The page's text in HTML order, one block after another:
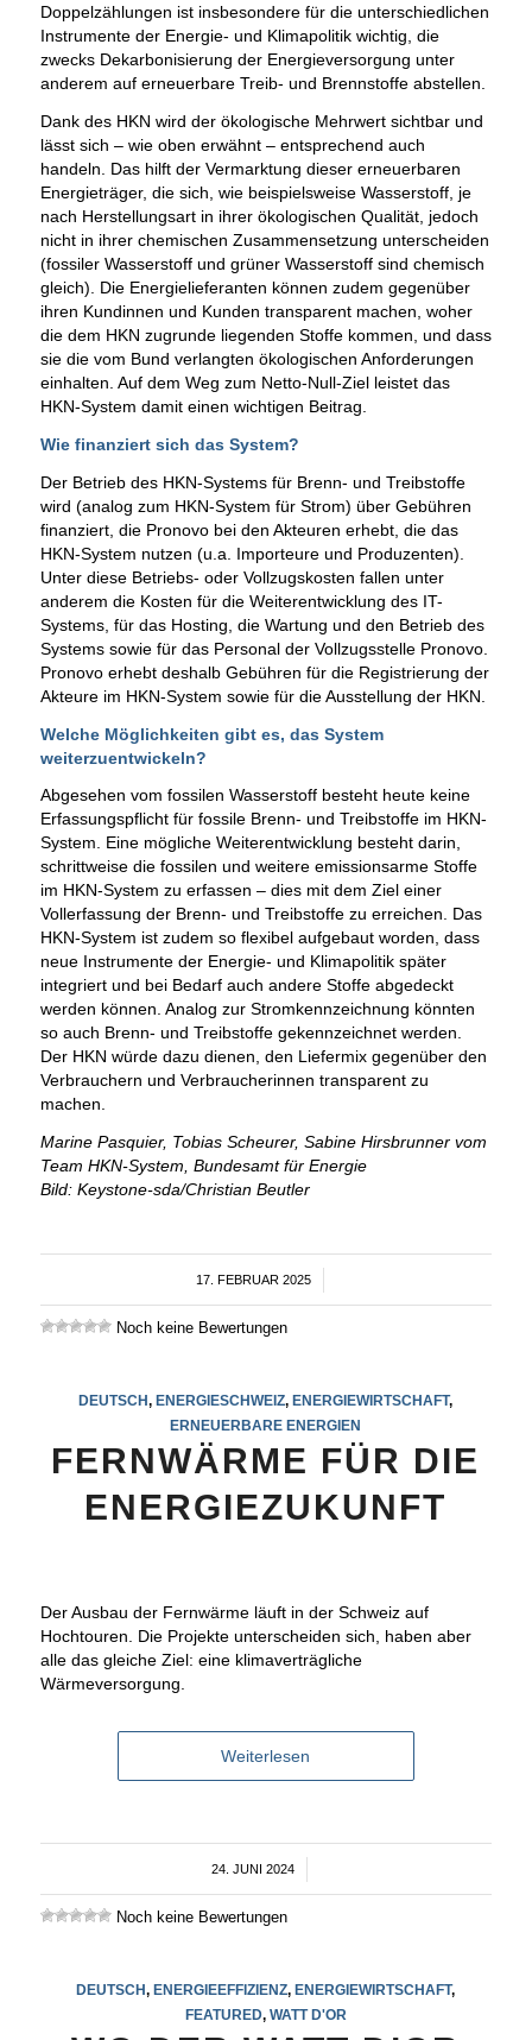
Doppelzählungen ist insbesondere für die unterschiedlichen
Instrumente der Energie- und Klimapolitik wichtig, die
zwecks Dekarbonisierung der Energieversorgung unter
anderem auf erneuerbare Treib- und Brennstoffe abstellen.
Dank des HKN wird der ökologische Mehrwert sichtbar und
lässt sich – wie oben erwähnt – entsprechend auch
handeln. Das hilft der Vermarktung dieser erneuerbaren
Energieträger, die sich, wie beispielsweise Wasserstoff, je
nach Herstellungsart in ihrer ökologischen Qualität, jedoch
nicht in ihrer chemischen Zusammensetzung unterscheiden
(fossiler Wasserstoff und grüner Wasserstoff sind chemisch
gleich). Die Energielieferanten können zudem gegenüber
ihren Kundinnen und Kunden transparent machen, woher
die dem HKN zugrunde liegenden Stoffe kommen, und dass
sie die vom Bund verlangten ökologischen Anforderungen
einhalten. Auf dem Weg zum Netto-Null-Ziel leistet das
HKN-System damit einen wichtigen Beitrag.
Wie finanziert sich das System?
Der Betrieb des HKN-Systems für Brenn- und Treibstoffe
wird (analog zum HKN-System für Strom) über Gebühren
finanziert, die Pronovo bei den Akteuren erhebt, die das
HKN-System nutzen (u.a. Importeure und Produzenten).
Unter diese Betriebs- oder Vollzugskosten fallen unter
anderem die Kosten für die Weiterentwicklung des IT-
Systems, für das Hosting, die Wartung und den Betrieb des
Systems sowie für das Personal der Vollzugsstelle Pronovo.
Pronovo erhebt deshalb Gebühren für die Registrierung der
Akteure im HKN-System sowie für die Ausstellung der HKN.
Welche Möglichkeiten gibt es, das System
weiterzuentwickeln?
Abgesehen vom fossilen Wasserstoff besteht heute keine
Erfassungspflicht für fossile Brenn- und Treibstoffe im HKN-
System. Eine mögliche Weiterentwicklung besteht darin,
schrittweise die fossilen und weitere emissionsarme Stoffe
im HKN-System zu erfassen – dies mit dem Ziel einer
Vollerfassung der Brenn- und Treibstoffe zu erreichen. Das
HKN-System ist zudem so flexibel aufgebaut worden, dass
neue Instrumente der Energie- und Klimapolitik später
integriert und bei Bedarf auch andere Stoffe abgedeckt
werden können. Analog zur Stromkennzeichnung könnten
so auch Brenn- und Treibstoffe gekennzeichnet werden.
Der HKN würde dazu dienen, den Liefermix gegenüber den
Verbrauchern und Verbraucherinnen transparent zu
machen.
Marine Pasquier, Tobias Scheurer, Sabine Hirsbrunner vom
Team HKN-System, Bundesamt für Energie
Bild: Keystone-sda/Christian Beutler
17. FEBRUAR 2025
/
Noch keine Bewertungen
DEUTSCH, ENERGIESCHWEIZ, ENERGIEWIRTSCHAFT,
ERNEUERBARE ENERGIEN
FERNWÄRME FÜR DIE
ENERGIEZUKUNFT
Der Ausbau der Fernwärme läuft in der Schweiz auf
Hochtouren. Die Projekte unterscheiden sich, haben aber
alle das gleiche Ziel: eine klimaverträgliche
Wärmeversorgung.
Weiterlesen
24. JUNI 2024
/
Noch keine Bewertungen
DEUTSCH, ENERGIEEFFIZIENZ, ENERGIEWIRTSCHAFT,
FEATURED, WATT D'OR